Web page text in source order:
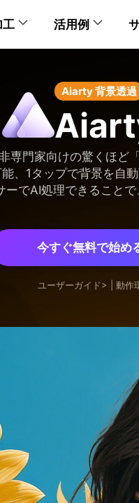
画拡大
動画鮮明化
動画ノイズ除去
工
写真高画質化
AI画像拡大
AIノイズ除去
AI画像鮮明化
活用例
像高画質化
AIアート＆AI画像
AIアート高画質化
ポートレート写真
アニメ/イラスト
昔の写真高画質化
低照度画像強調AI
印刷用の大判画像
印刷用の大判画像
システム要件
システム要件
Aiarty 背景透過
専門家向けの驚くほど
、1タップで背景を自
ーでAI処理できること
今すぐ無料で始め
ユーザーガイド> 動作